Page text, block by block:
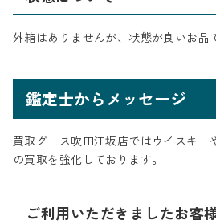
外箱はありませんが、状態が良いお品
鑑定士からメッセージ
買取グース吹田江坂店ではウイスキー
の買取を強化しております。
ご利用いただきましたお客